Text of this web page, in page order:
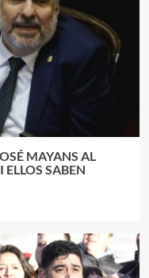
MAYANS AL
ELLOS SABEN